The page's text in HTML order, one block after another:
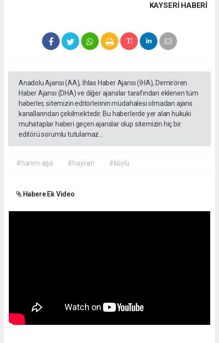
KAYSERI HABERİ
Anadolu Ajansı (AA), İhlas Haber Ajansı (İHA), Demirören
Haber Ajansı (DHA) ve diğer ajanslar tarafından eklenen tüm
haberler, sitemizin editörlerinin müdahalesi olmadan ajans
kanallarından çekilmektedir. Bu haberlerde yer alan hukuki
muhataplar haberi geçen ajanslar olup sitemizin hiç bir
editörü sorumlu tutulamaz...
#hanım ağa #hayvan #köylü
Habere Ek Video